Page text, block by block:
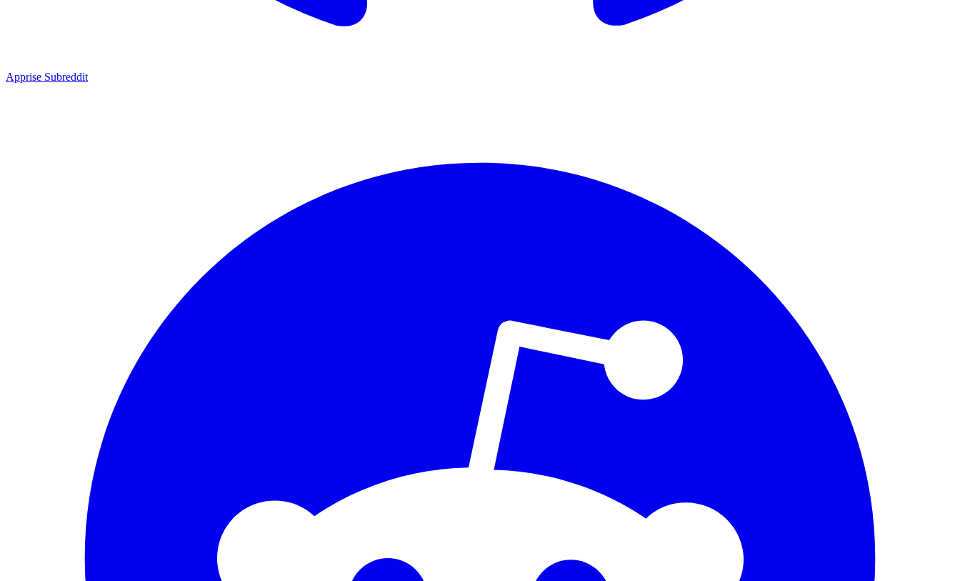
Apprise Subreddit